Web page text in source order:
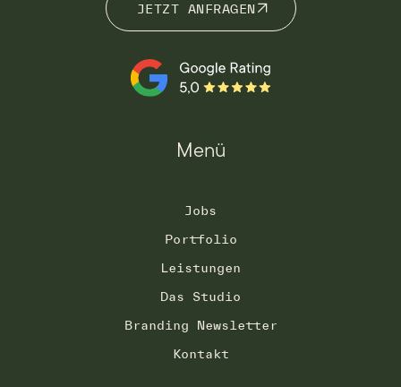
JETZT ANFRAGEN
Menü
Jobs
Portfolio
Leistungen
Das Studio
Branding Newsletter
Kontakt